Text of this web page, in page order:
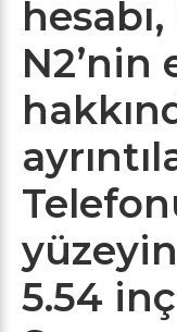
N2’nin
5.54